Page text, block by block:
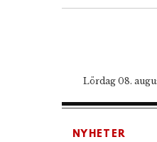
Lördag 08.
NYHETER